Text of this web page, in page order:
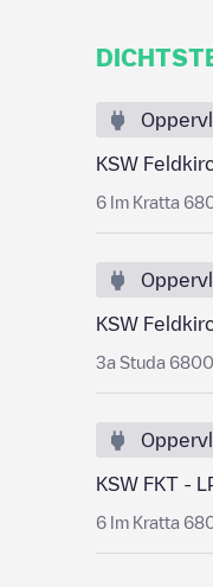
KSW
6 Im Kratta
KSW
3a Studa 6800
KSW FKT -
6 Im Kratta